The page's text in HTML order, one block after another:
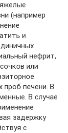
(например
и
нефрит,
или
проб печени. В
В случае
задержку
с